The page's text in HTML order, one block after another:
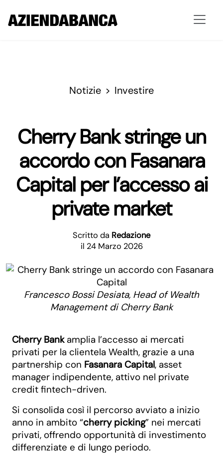
Notizie Investire
Cherry Bank stringe un
accordo con Fasanara
Capital per l’accesso ai
private market
Scritto da Redazione
il 24 Marzo 2026
Francesco Bossi Desiata, Head of Wealth
Management di Cherry Bank
Cherry Bankamplia l’accesso ai mercati
privati per la clientela Wealth, grazie a una
partnership con Fasanara Capital, asset
manager indipendente, attivo nel private
credit fintech-driven.
Si consolida così il percorso avviato a inizio
anno in ambito “cherry picking” nei mercati
privati, offrendo opportunità di investimento
differenziate e di lungo periodo.